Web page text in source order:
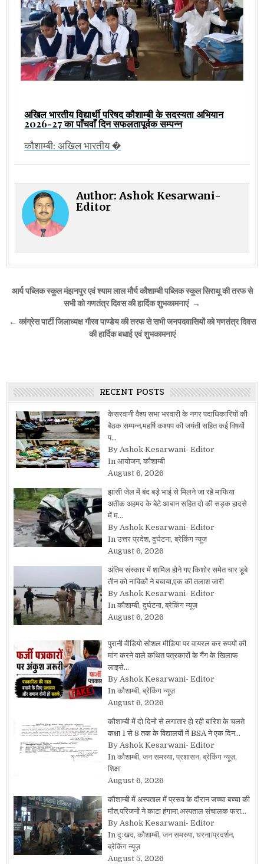
अखिल भारतीय विद्यार्थी परिषद कौशाम्बी के सदस्यता अभियान
2026-27 का पाँचवाँ दिन सफलतापूर्वक सम्पन्न
कौशाम्बी: अखिल भारतीय �
Author:Ashok Kesarwani-
Editor
Post
navigation
आर्य पब्लिक स्कूल मंझनपुर एवं श्याम लाल मौर्य कौशाम्बी पब्लिक स्कूल सिराथू की तरफ से
सभी को गणतंत्र दिवस की हार्दिक शुभकामनाएं →
← कांग्रेस पार्टी जिलाध्यक्ष गौरव पाण्डेय की तरफ से सभी जनपदवासियों को गणतंत्र दिवस
की हार्दिक बधाई एवं शुभकामनाएं
RECENT POSTS
केसरवानी वैश्य सभा भरवारी के नगर पदाधिकारियों की
बैठक सम्पन्न,महर्षि कश्यप की जयंती सहित कई विषयों
प…
By Ashok Kesarwani- Editor
In आयोजन, कौशाम्बी
August 6, 2026
झांसी जेल में बंद बड़े भाई से मिलने जा रहे माफिया
अतीक अहमद के बेटे आबान सहित दो की सड़क हादसे
में म…
By Ashok Kesarwani- Editor
In उत्तर प्रदेश, दुर्घटना, ब्रेकिंग न्यूज़
August 6, 2026
अंतिम संस्कार में शामिल होने गए किशोर समेत चार डूबे
तीन को नाविकों ने बचाया,एक की तलाश जारी
By Ashok Kesarwani- Editor
In कौशाम्बी, दुर्घटना, ब्रेकिंग न्यूज़
August 6, 2026
पुरानी वीडियो सोशल मीडिया पर वायरल कर रुपयों की
मांग करने वाले कथित पत्रकारों के गैंग के खिलाफ
लाइसे…
By Ashok Kesarwani- Editor
In कौशाम्बी, ब्रेकिंग न्यूज़
August 6, 2026
कौशाम्बी में दो दिनों से लगातार हो रही बारिश के चलते
कक्षा 1 से 8 तक के विद्यालयों में BSA ने एक दिन…
By Ashok Kesarwani- Editor
In कौशाम्बी, जन समस्या, प्रशासन, ब्रेकिंग न्यूज़,
शिक्षा
August 6, 2026
कौशाम्बी में अस्पताल में प्रसव के दौरान जच्चा बच्चा की
मौत,परिजनों ने काटा हंगामा,अस्पताल संचालक फरा…
By Ashok Kesarwani- Editor
In दुःखद, कौशाम्बी, जन समस्या, धरना/प्रदर्शन,
ब्रेकिंग न्यूज़
August 5, 2026